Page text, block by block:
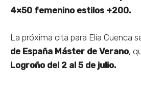
4×50 femenino estilos +200.
La próxima cita para Elia Cuenca
de España Máster de Verano,
Logroño del 2 al 5 de julio.